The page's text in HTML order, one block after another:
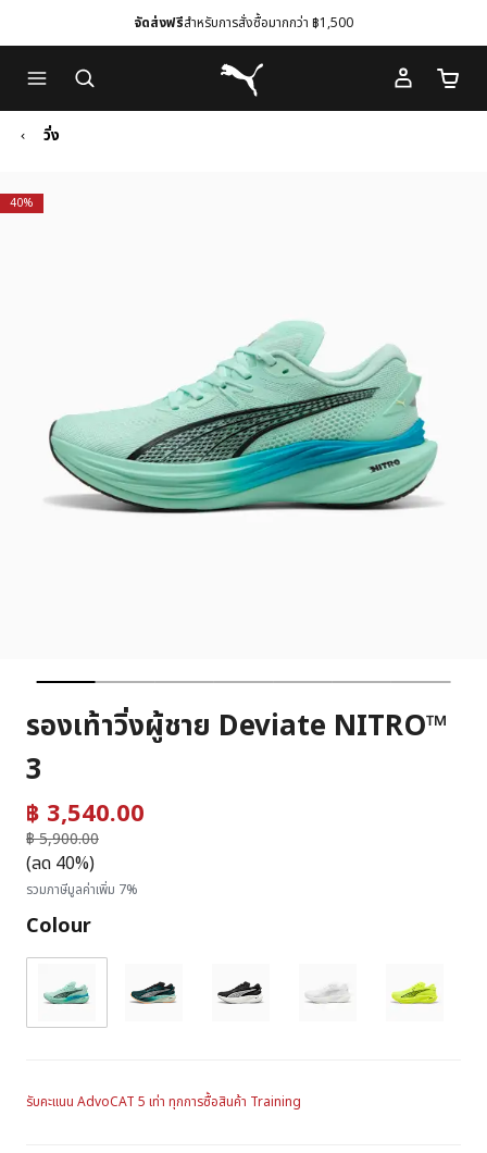
to
Main
content
to
Footer
Content
จัดส่งฟรีสำหรับการสั่งซื้อมากกว่า ฿1,500
Puma โฮม
จำนว
วิ่ง
40%
รองเท้าวิ่งผู้ชาย Deviate NITRO™
3
฿ 3,540.00
฿ 5,900.00
ถึง
(ลด 40%)
รวมภาษีมูลค่าเพิ่ม 7%
Colour
รับคะแนน AdvoCAT 5 เท่า ทุกการซื้อสินค้า Training